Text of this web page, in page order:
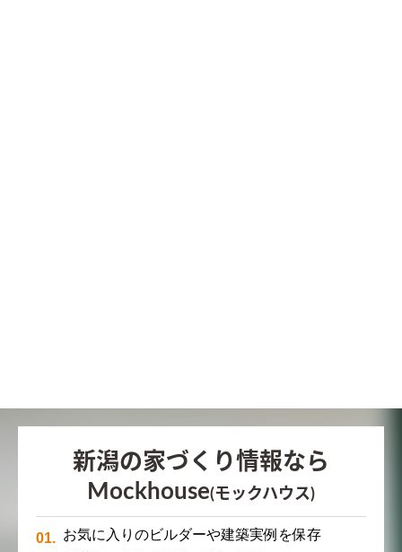
新潟の家づくり情報なら
Mockhouse(モックハウス)
お気に入りのビルダーや建築実例を保存